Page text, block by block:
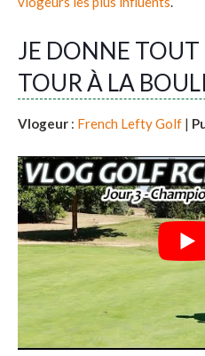
JE DONNE TOUT
TOUR À LA
Vlogeur : French Lefty Golf |